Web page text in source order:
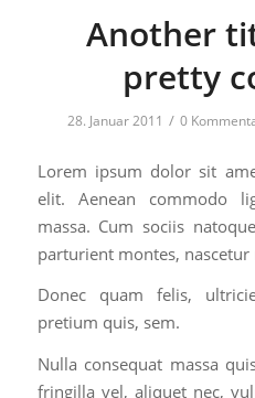
Another
pretty
28. Januar 2011 / 0
Lorem ipsum dolor sit
elit. Aenean commodo
massa. Cum sociis
parturient montes,
Donec quam felis,
pretium quis, sem.
Nulla consequat massa
fringilla vel, aliquet nec,